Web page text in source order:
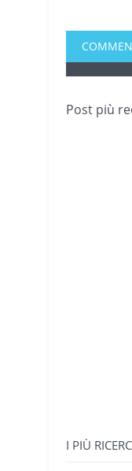
Post più
I PIÙ